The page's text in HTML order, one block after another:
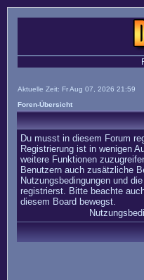
Aktuelle Zeit: Fr Aug 07, 2026 21:59
Foren-Übersicht
Du musst in diesem Forum
Registrierung ist in wenigen
weitere Funktionen
Benutzern auch zusätzliche
Nutzungsbedingungen und
registrierst. Bitte beachte
diesem Board bewegst.